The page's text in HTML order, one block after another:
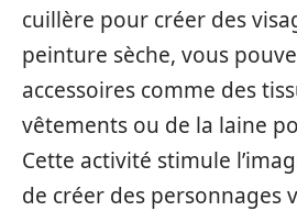
cuillère pour créer des
peinture sèche, vous
accessoires comme des
vêtements ou de la laine
Cette activité stimule
de créer des personnages